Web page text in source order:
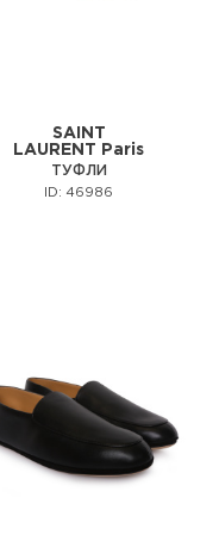
SAINT
LAURENT Paris
ТУФЛИ
ID: 46986